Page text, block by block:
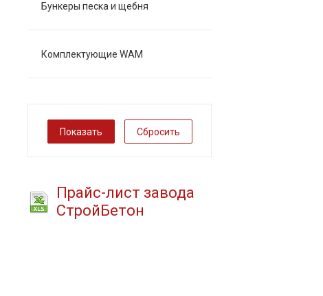
Бункеры песка и щебня
Комплектующие WAM
Сбросить
Прайс-лист завода
СтройБетон